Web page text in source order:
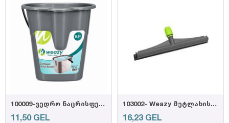
100009-ვედრო ნაცრისფერი 14,5ლ
11,50 GEL
103002- Weazy მეტლახის საწმენდი რეზინის პ...
16,23 GEL